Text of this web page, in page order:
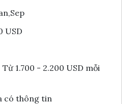
USD
Từ 1.700 - 2.200 USD mỗi
có thông tin